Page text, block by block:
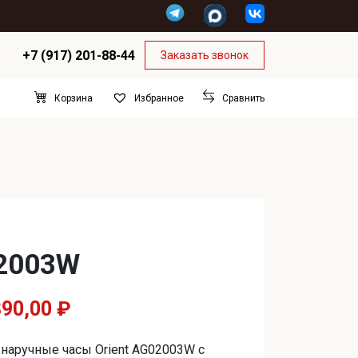
+7 (917) 201-88-44 Заказать звонок
Корзина Избранное Сравнить
₽
часы Orient AG02003W с